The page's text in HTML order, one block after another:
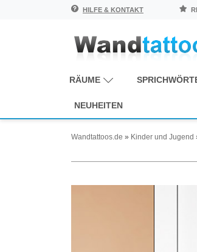
HILFE & KONTAKT
RÄUME
NEUHEITEN
Wandtattoos.de » Kinder und Jugend